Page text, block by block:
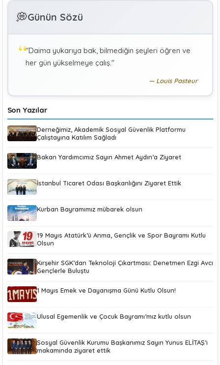
G
Özel Sağlık Hizmeti Sunucularında Görev Yapan
K KÜBRA KOÇ
Uluslararası Sosyal Politika Bağlamında İkili Sosyal
💭Günün Sözü
"Daima yukarıya bak, bilmediğin şeyleri öğren ve
her gün yükselmeye çalış."
Louis Pasteur
Son Yazılar
Derneğimiz, Akademik Sosyal Güvenlik Platformu
Çalıştayına Katılım Sağladı
Bakan Yardımcımız Sayın Ahmet Aydın’a Ziyaret
İstanbul Ticaret Odası Başkanlığını Ziyaret Ettik
Kurban Bayramımız mübarek olsun
19 Mayıs Atatürk’ü Anma, Gençlik ve Spor Bayramı Kutlu
Olsun
Kırşehir SGK’dan Teknoloji Çıkartması: Denetmen Ezgi Avcı
Gençlerle Buluştu
1 Mayıs Emek ve Dayanışma Günü Kutlu Olsun!
Ulusal Egemenlik ve Çocuk Bayramı’mız kutlu olsun
Sosyal Güvenlik Kurumu Başkanımız Sayın Yunus ELİTAŞ’ı
makamında ziyaret ettik